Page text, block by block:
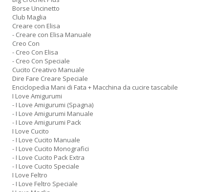
Borse Uncinetto
Club Maglia
Creare con Elisa
- Creare con Elisa Manuale
Creo Con
- Creo Con Elisa
- Creo Con Speciale
Cucito Creativo Manuale
Dire Fare Creare Speciale
Enciclopedia Mani di Fata + Macchina da cucire tascabile
I Love Amigurumi
- I Love Amigurumi (Spagna)
- I Love Amigurumi Manuale
- I Love Amigurumi Pack
I Love Cucito
- I Love Cucito Manuale
- I Love Cucito Monografici
- I Love Cucito Pack Extra
- I Love Cucito Speciale
I Love Feltro
- I Love Feltro Speciale